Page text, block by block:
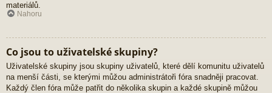
materiálů.
Nahoru
Co jsou to uživatelské skupiny?
Uživatelské skupiny jsou skupiny uživatelů, které dělí komunitu uživatelů
na menší části, se kterými můžou administrátoři fóra snadněji pracovat.
Každý člen fóra může patřit do několika skupin a každé skupině můžou